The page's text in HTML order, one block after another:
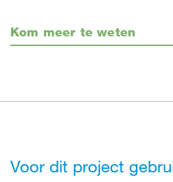
Kom meer te weten
Voor dit project